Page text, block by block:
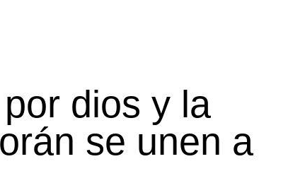
dios y la
se unen a